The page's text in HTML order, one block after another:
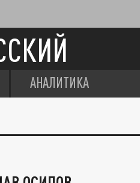
АНАЛИТИКА